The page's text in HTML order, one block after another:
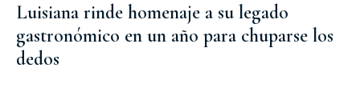
Luisiana rinde homenaje a su legado
gastronómico en un año para chuparse los
dedos